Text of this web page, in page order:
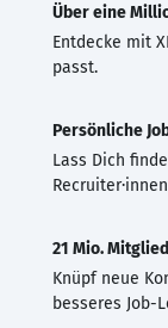
Über eine
Entdecke mit
passt.
Persönliche
Lass Dich
21 Mio.
Knüpf neue
besseres Job-